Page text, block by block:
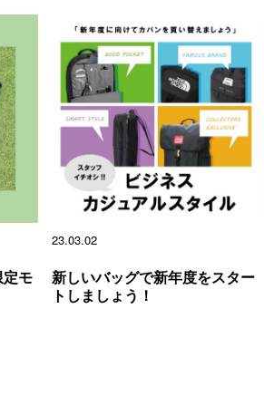
定モ
23.03.02
新しいバッグで新年度をスター
トしましょう！